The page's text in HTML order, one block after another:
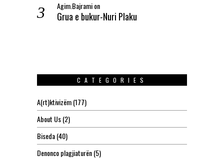
Agim.Bajramion
Grua e bukur-Nuri Plaku
CATEGORIES
A(rt)ktivizëm(177)
About Us(2)
Biseda(40)
Denonco plagjiaturën(5)